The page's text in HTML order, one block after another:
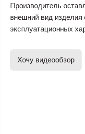
Производитель
внешний вид
эксплуатационных
Хочу видеообзор